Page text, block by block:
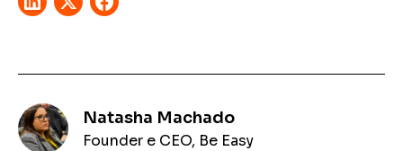
Natasha Machado
Founder e CEO, Be Easy